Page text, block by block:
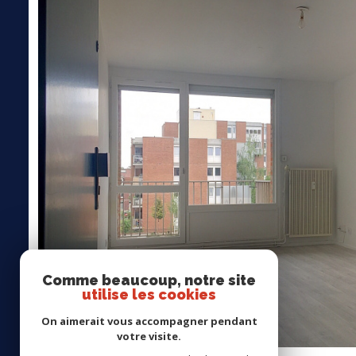
Comme beaucoup, notre site
utilise les cookies
On aimerait vous accompagner pendant
votre visite.